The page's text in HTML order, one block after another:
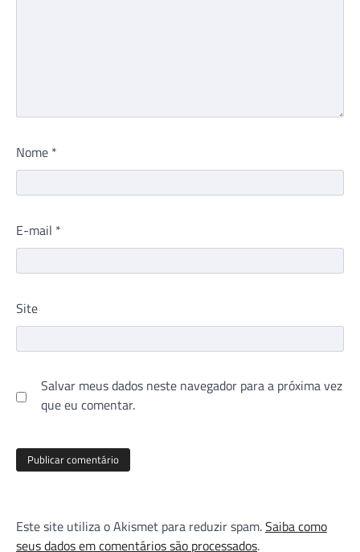
Nome *
E-mail *
Site
Salvar meus dados neste navegador para a próxima vez
que eu comentar.
Este site utiliza o Akismet para reduzir spam.Saiba como
seus dados em comentários são processados.